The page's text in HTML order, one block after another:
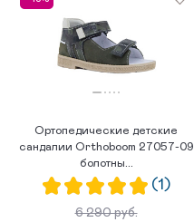
Ортопедические детские
сандалии Orthoboom 27057-09
болотны...
(1)
6 290 руб.